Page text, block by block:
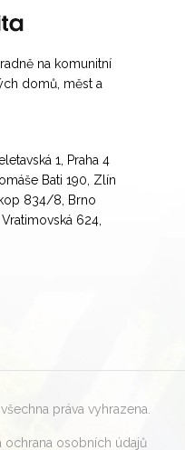
na komunitní
domů, měst a
1, Praha 4
Bati 190, Zlín
834/8, Brno
Vratimovská 624,
práva vyhrazena.
osobních údajů